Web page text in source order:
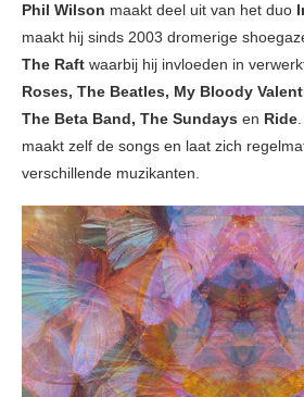
Phil Wilson maakt deel uit van het duo
maakt hij sinds 2003 dromerige
The Raft waarbij hij invloeden in
Roses, The Beatles, My Bloody
The Beta Band, The Sundays en Ride
maakt zelf de songs en laat zich
verschillende muzikanten.